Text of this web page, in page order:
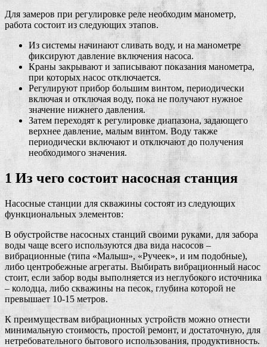
Для замеров при регулировке реле необходим манометр,
работа состоит из следующих этапов.
Из системы начинают сливать воду, и на манометре
фиксируют давление включения насоса.
Краны закрывают и записывают показания манометра,
при которых насос отключается.
Регулируют прибор большим винтом, периодически
включая и отключая воду, пока не получают нужное
значение нижнего давления.
Затем переходят к регулировке диапазона, задающего
верхнее давление, малым винтом. Воду также
периодически включают и отключают до получения
необходимого значения.
1 Из чего состоит насосная станция
Насосные станции для скважины состоят из следующих
функциональных элементов:
В обустройстве насосных станций своими руками, для забора
воды чаще всего используются два вида насосов –
вибрационные (типа «Малыш», «Ручеек», и им подобные),
либо центробежные агрегаты. Выбирать вибрационный насос
стоит, если забор воды выполняется из неглубокого источника
– колодца, либо скважины на песок, глубина которой не
превышает 10-15 метров.
К преимуществам вибрационных устройств можно отнести
минимальную стоимость, простой ремонт, и достаточную, для
нетребовательного бытового использования, продуктивность.